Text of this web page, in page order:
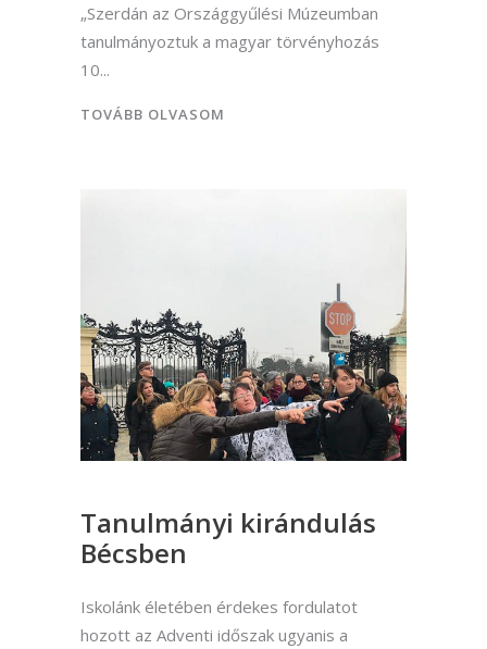
„Szerdán az Országgyűlési Múzeumban
tanulmányoztuk a magyar törvényhozás
10
TOVÁBB OLVASOM
Tanulmányi kirándulás
Bécsben
Iskolánk életében érdekes fordulatot
hozott az Adventi időszak ugyanis a